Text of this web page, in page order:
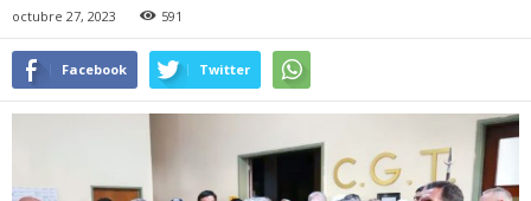
octubre 27, 2023 591
Facebook Twitter